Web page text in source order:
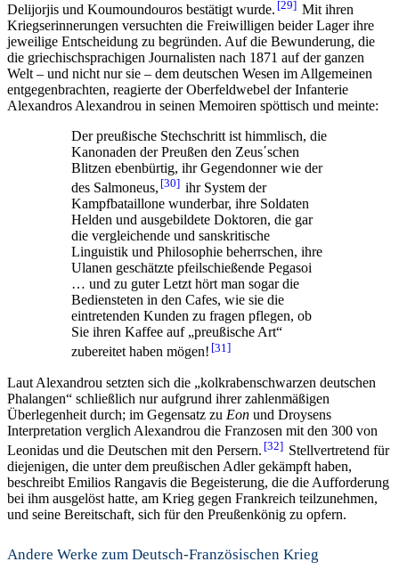
Delijorjis und Koumoundouros bestätigt wurde. 29
Mit ihren
Kriegserinnerungen versuchten die Freiwilligen beider Lager ihre
jeweilige Entscheidung zu begründen. Auf die Bewunderung, die
die griechischsprachigen Journalisten nach 1871 auf der ganzen
Welt – und nicht nur sie – dem deutschen Wesen im Allgemeinen
entgegenbrachten, reagierte der Oberfeldwebel der Infanterie
Alexandros Alexandrou in seinen Memoiren spöttisch und meinte:
Der preußische Stechschritt ist himmlisch, die
Kanonaden der Preußen den Zeus΄schen
Blitzen ebenbürtig, ihr Gegendonner wie der
des Salmoneus, 30
ihr System der
Kampfbataillone wunderbar, ihre Soldaten
Helden und ausgebildete Doktoren, die gar
die vergleichende und sanskritische
Linguistik und Philosophie beherrschen, ihre
Ulanen geschätzte pfeilschießende Pegasoi
… und zu guter Letzt hört man sogar die
Bediensteten in den Cafes, wie sie die
eintretenden Kunden zu fragen pflegen, ob
Sie ihren Kaffee auf „preußische Art“
zubereitet haben mögen! 31
Laut Alexandrou setzten sich die „kolkrabenschwarzen deutschen
Phalangen“ schließlich nur aufgrund ihrer zahlenmäßigen
Überlegenheit durch; im Gegensatz zu Eon und Droysens
Interpretation verglich Alexandrou die Franzosen mit den 300 von
Leonidas und die Deutschen mit den Persern. 32
Stellvertretend für
diejenigen, die unter dem preußischen Adler gekämpft haben,
beschreibt Emilios Rangavis die Begeisterung, die die Aufforderung
bei ihm ausgelöst hatte, am Krieg gegen Frankreich teilzunehmen,
und seine Bereitschaft, sich für den Preußenkönig zu opfern.
Andere Werke zum Deutsch-Französischen Krieg